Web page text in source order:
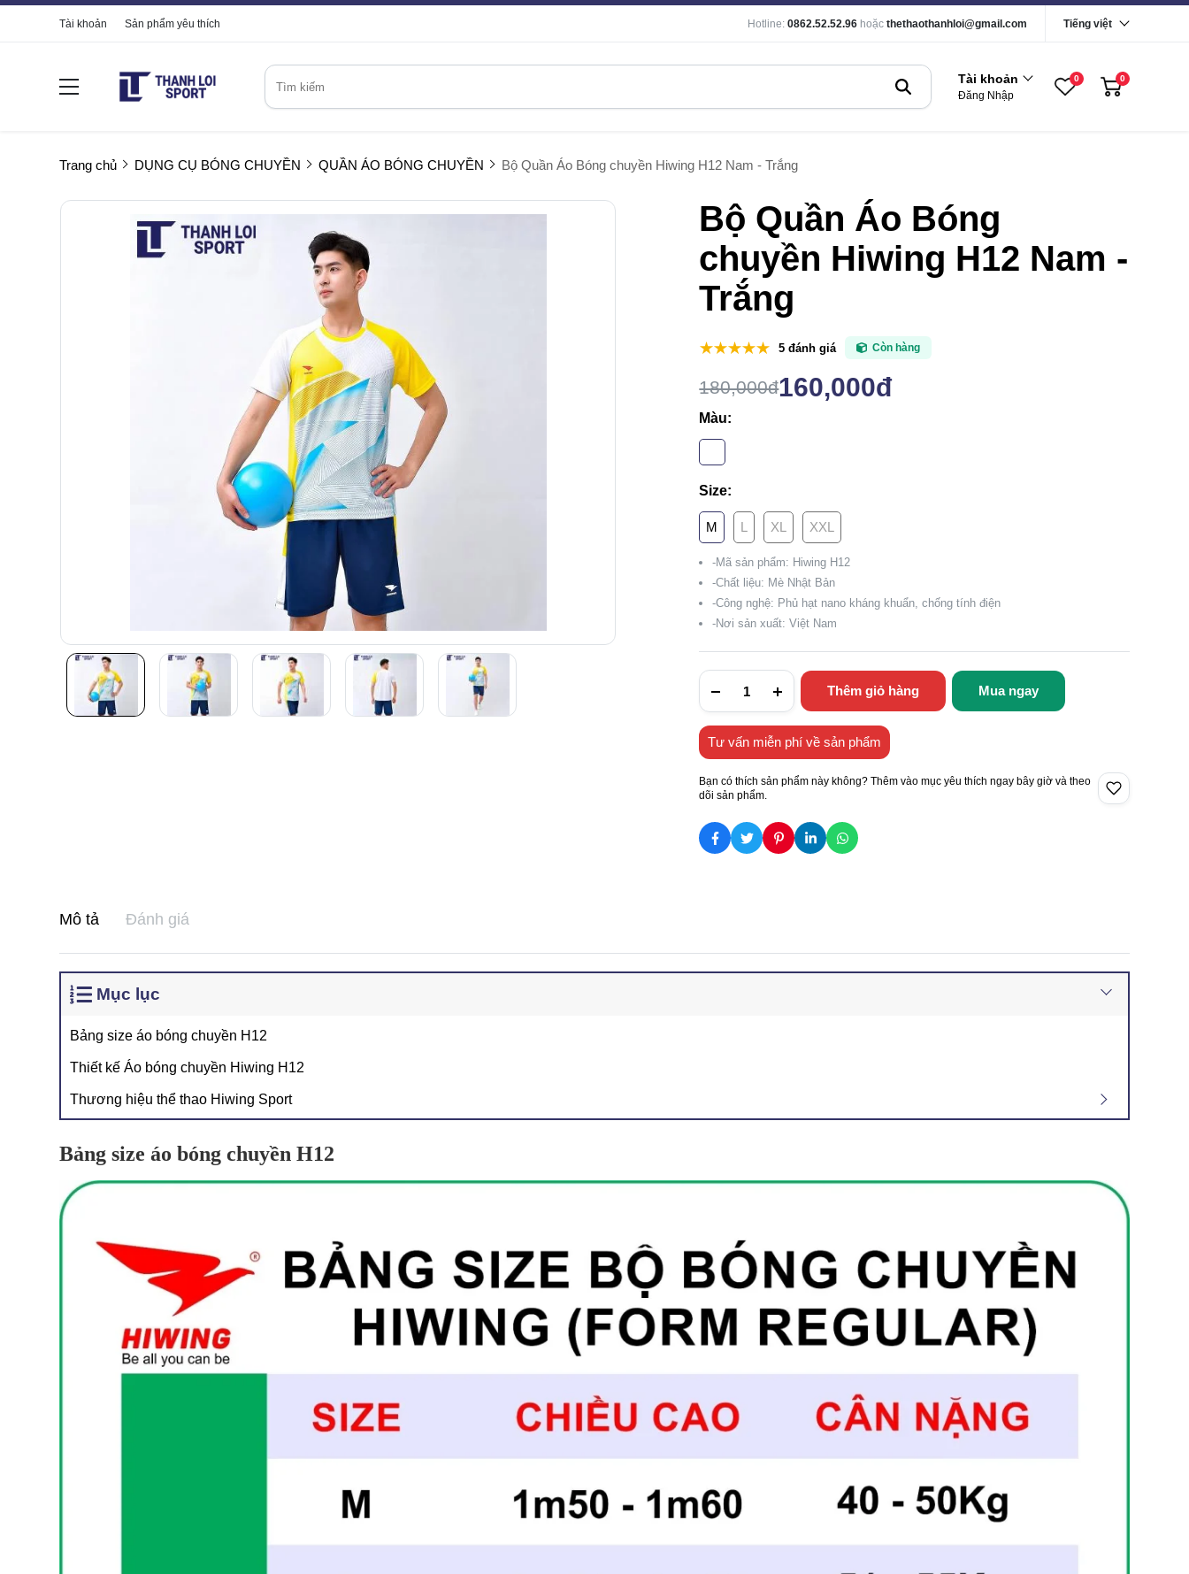
Tài khoản Sản phẩm yêu thích Hotline: 0862.52.52.96 hoặc thethaothanhloi@gmail.com Tiếng việt
Tài khoản
Đăng Nhập
0 0
Trang chủ DỤNG CỤ BÓNG CHUYỀN QUẦN ÁO BÓNG CHUYỀN Bộ Quần Áo Bóng chuyền Hiwing H12 Nam - Trắng
Bộ Quần Áo Bóng
chuyền Hiwing H12 Nam -
Trắng
5 đánh giá Còn hàng
180,000đ160,000đ
Màu:
Size:
M L XL XXL
-Mã sản phẩm: Hiwing H12
-Chất liệu: Mè Nhật Bản
-Công nghệ: Phủ hạt nano kháng khuẩn, chống tính điện
-Nơi sản xuất: Việt Nam
Thêm giỏ hàng Mua ngay
Tư vấn miễn phí về sản phẩm
Bạn có thích sản phẩm này không? Thêm vào mục yêu thích ngay bây giờ và theo
dõi sản phẩm.
Mô tả Đánh giá
Mục lục
Bảng size áo bóng chuyền H12
Thiết kế Áo bóng chuyền Hiwing H12
Thương hiệu thể thao Hiwing Sport
Bảng size áo bóng chuyền H12